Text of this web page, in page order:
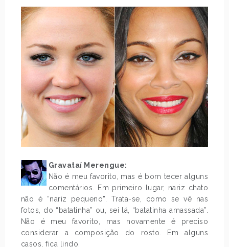
Gravataí Merengue:
Não é meu favorito, mas é bom tecer alguns
comentários. Em primeiro lugar, nariz chato
não é “nariz pequeno”. Trata-se, como se vê nas
fotos, do “batatinha” ou, sei lá, “batatinha amassada”.
Não é meu favorito, mas novamente é preciso
considerar a composição do rosto. Em alguns
casos, fica lindo.